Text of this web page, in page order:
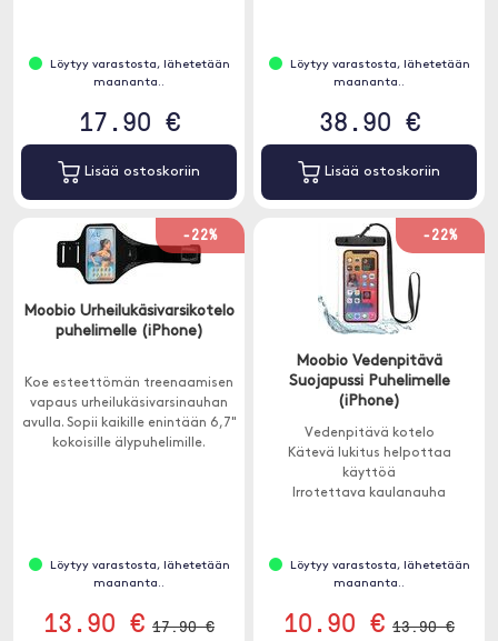
Löytyy varastosta, lähetetään
maananta..
17.90 €
Lisää ostoskoriin
Löytyy varastosta, lähetetään
maananta..
38.90 €
Lisää ostoskoriin
-22%
Moobio Urheilukäsivarsikotelo
puhelimelle (iPhone)
Koe esteettömän treenaamisen
vapaus urheilukäsivarsinauhan
avulla. Sopii kaikille enintään 6,7"
kokoisille älypuhelimille.
Löytyy varastosta, lähetetään
maananta..
13.90 € 17.90 €
-22%
Moobio Vedenpitävä
Suojapussi Puhelimelle
(iPhone)
Vedenpitävä kotelo
Kätevä lukitus helpottaa
käyttöä
Irrotettava kaulanauha
Löytyy varastosta, lähetetään
maananta..
10.90 € 13.90 €